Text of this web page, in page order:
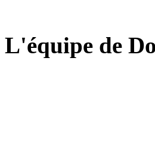
L'équipe de